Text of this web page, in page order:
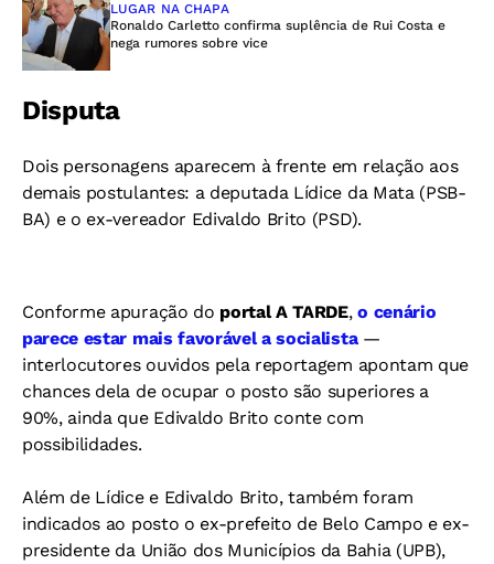
LUGAR NA CHAPA
Ronaldo Carletto confirma suplência de Rui Costa e
nega rumores sobre vice
Disputa
Dois personagens aparecem à frente em relação aos
demais postulantes: a deputada Lídice da Mata (PSB-
BA) e o ex-vereador Edivaldo Brito (PSD).
Conforme apuração do portal A TARDE,o cenário
parece estar mais favorável a socialista —
interlocutores ouvidos pela reportagem apontam que
chances dela de ocupar o posto são superiores a
90%, ainda que Edivaldo Brito conte com
possibilidades.
Além de Lídice e Edivaldo Brito, também foram
indicados ao posto o ex-prefeito de Belo Campo e ex-
presidente da União dos Municípios da Bahia (UPB),